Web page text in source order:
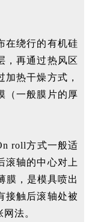
在绕行的有机硅
，再通过热风区
加热干燥方式，
（一般膜片的厚
roll方式一般适
滚轴的中心对上
膜，是模具喷出
接触后滚轴处被
法。